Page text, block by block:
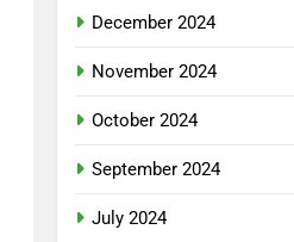
December 2024
November 2024
October 2024
September 2024
July 2024